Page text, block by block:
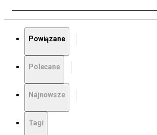
Powiązane
Polecane
Najnowsze
Tagi